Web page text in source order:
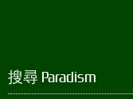
搜尋 Paradism